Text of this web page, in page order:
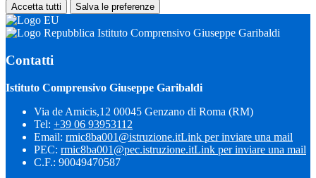
Accetta tutti Salva le preferenze
Istituto Comprensivo Giuseppe Garibaldi
Contatti
Istituto Comprensivo Giuseppe Garibaldi
Via de Amicis,12 00045 Genzano di Roma (RM)
Tel: +39 06 93953112
Email: rmic8ba001@istruzione.itLink per inviare una mail
PEC: rmic8ba001@pec.istruzione.itLink per inviare una mail
C.F.: 90049470587